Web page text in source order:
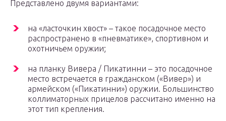
Представлено двумя вариантами:
на «ласточкин хвост» – такое посадочное место
распространено в «пневматике», спортивном и
охотничьем оружии;
на планку Вивера / Пикатинни – это посадочное
место встречается в гражданском («Вивер») и
армейском («Пикатинни») оружии. Большинство
коллиматорных прицелов рассчитано именно на
этот тип крепления.